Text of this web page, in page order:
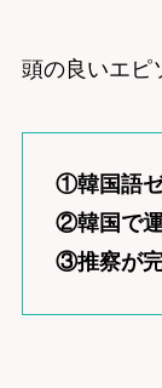
頭の良いエピ
①韓国語
②韓国で
③推察が